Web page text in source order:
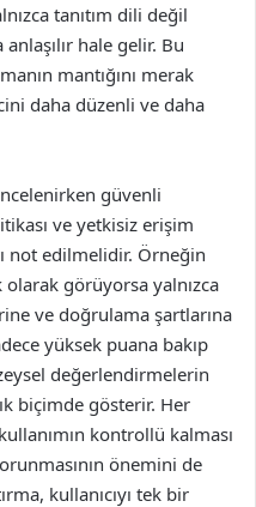
tanıtım dili değil
hale gelir. Bu
mantığını merak
daha düzenli ve daha
güvenli
ve yetkisiz erişim
not edilmelidir. Örneğin
olarak görüyorsa yalnızca
ve doğrulama şartlarına
yüksek puana bakıp
değerlendirmelerin
biçimde gösterir. Her
kontrollü kalması
önemini de
kullanıcıyı tek bir